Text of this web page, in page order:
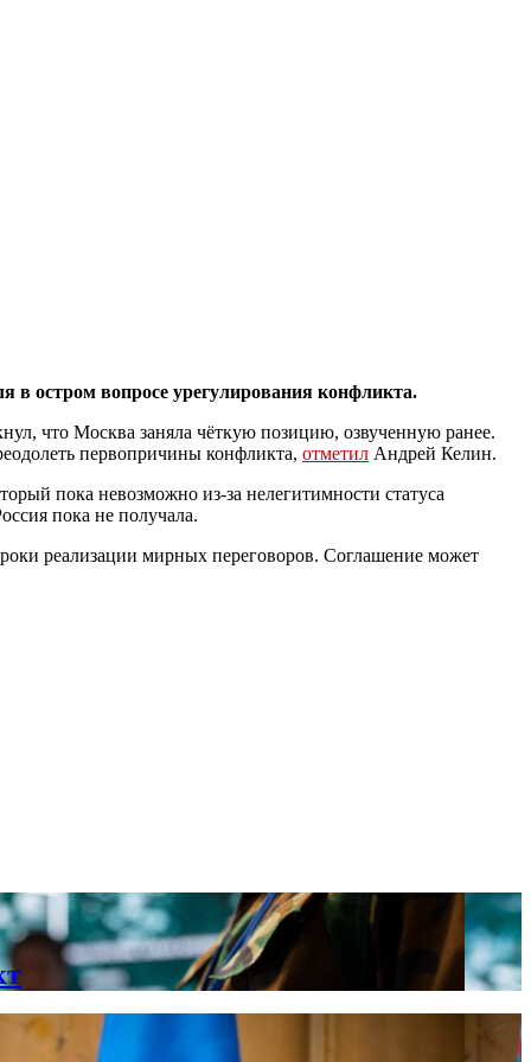
остром вопросе урегулирования конфликта.
что Москва заняла чёткую позицию, озвученную ранее.
первопричины конфликта, отметил Андрей Келин.
пока невозможно из-за нелегитимности статуса
пока не получала.
реализации мирных переговоров. Соглашение может